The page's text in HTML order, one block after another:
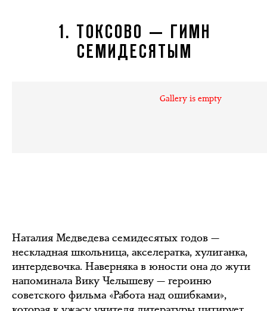
1. ТОКСОВО — ГИМН
СЕМИДЕСЯТЫМ
Gallery is empty
Наталия Медведева семидесятых годов —
нескладная школьница, акселератка, хулиганка,
интердевочка. Наверняка в юности она до жути
напоминала Вику Челышеву — героиню
советского фильма «Работа над ошибками»,